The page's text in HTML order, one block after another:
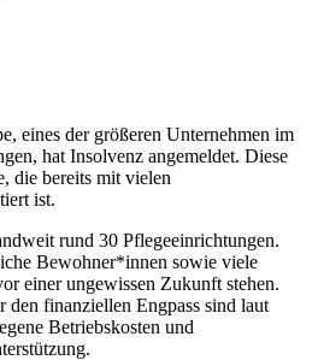
eines der größeren Unternehmen im
hat Insolvenz angemeldet. Diese
die bereits mit vielen
ist.
rund 30 Pflegeeinrichtungen.
Bewohner*innen sowie viele
einer ungewissen Zukunft stehen.
finanziellen Engpass sind laut
Betriebskosten und